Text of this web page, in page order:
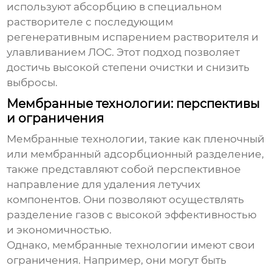
используют абсорбцию в специальном
растворителе с последующим
регенеративным испарением растворителя и
улавливанием ЛОС. Этот подход позволяет
достичь высокой степени очистки и снизить
выбросы.
Мембранные технологии: перспективы
и ограничения
Мембранные технологии, такие как пленочный
или мембранный адсорбционный разделение,
также представляют собой перспективное
направление дляудаления летучих
компонентов. Они позволяют осуществлять
разделение газов с высокой эффективностью
и экономичностью.
Однако, мембранные технологии имеют свои
ограничения. Например, они могут быть